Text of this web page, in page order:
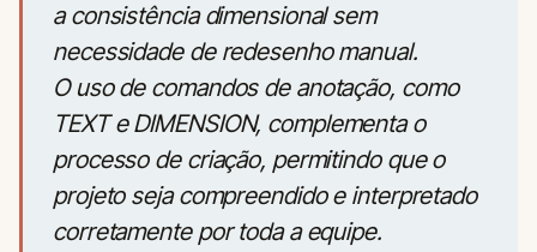
a consistência dimensional sem
necessidade de redesenho manual.
O uso de comandos de anotação, como
TEXT e DIMENSION, complementa o
processo de criação, permitindo que o
projeto seja compreendido e interpretado
corretamente por toda a equipe.